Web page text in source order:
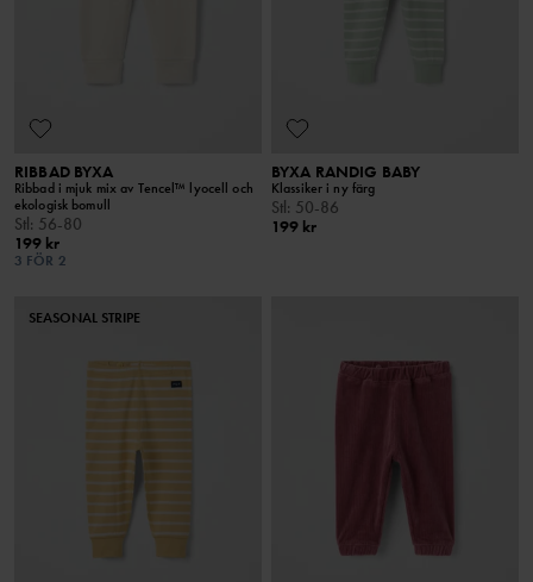
RIBBAD BYXA
Ribbad i mjuk mix av Tencel™ lyocell och
ekologisk bomull
Stl : 56-80
199 kr
3 FÖR 2
BYXA RANDIG BABY
Klassiker i ny färg
Stl : 50-86
199 kr
SEASONAL STRIPE